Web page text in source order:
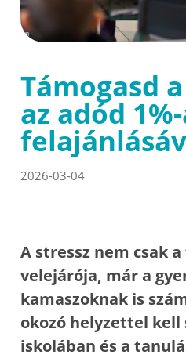
Támogasd
az adód
2026-03-04
A stressz nem csak
velejárója, már a
kamaszoknak is
okozó helyzettel kell
iskolában és a